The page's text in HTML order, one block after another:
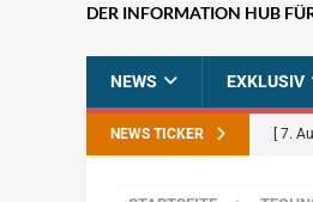
DER INFORMATION HUB
NEWS EXKLUSIV
NEWS TICKER [ 7.